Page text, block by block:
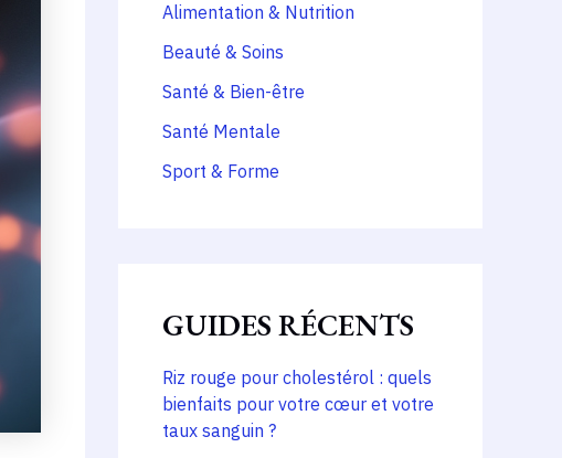
Alimentation & Nutrition
Beauté & Soins
Santé & Bien-être
Santé Mentale
Sport & Forme
GUIDES RÉCENTS
Riz rouge pour cholestérol : quels
bienfaits pour votre cœur et votre
taux sanguin ?